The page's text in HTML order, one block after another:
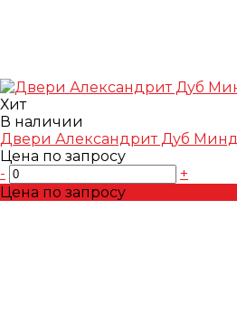
Хит
В наличии
Двери Александрит Дуб
Цена по запросу
-
+
Цена по запросу